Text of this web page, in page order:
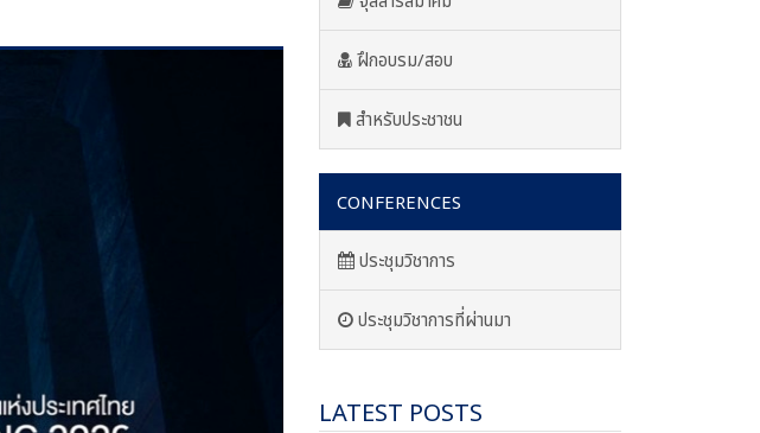
ฝึกอบรม/สอบ
สำหรับประชาชน
CONFERENCES
ประชุมวิชาการ
ประชุมวิชาการที่ผ่านมา
LATEST POSTS